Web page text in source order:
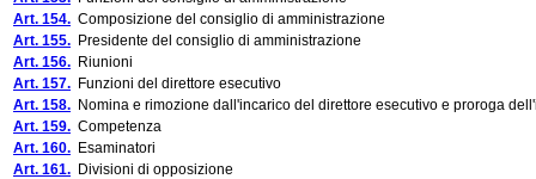
Art. 154. Composizione del consiglio di amministrazione
Art. 155. Presidente del consiglio di amministrazione
Art. 156. Riunioni
Art. 157. Funzioni del direttore esecutivo
Art. 158. Nomina e rimozione dall'incarico del direttore esecutivo e proroga
Art. 159. Competenza
Art. 160. Esaminatori
Art. 161. Divisioni di opposizione